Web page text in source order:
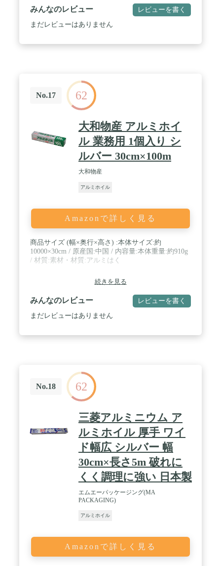
みんなのレビュー レビューを書く
まだレビューはありません
No.17 62
大和物産 アルミホイ
ル 業務用 1個入り シ
ルバー 30cm×100m
大和物産
アルミホイル
Amazonで詳しく見る
商品サイズ (幅×奥行×高さ) :本体サイズ:約
10000×30cm / 原産国:中国 / 内容量:本体重量:約910g
/ 材質:素材・材質:アルミはく
続きを見る
みんなのレビュー レビューを書く
まだレビューはありません
No.18 62
三菱アルミニウム ア
ルミホイル 厚手 ワイ
ド幅広 シルバー 幅
30cm×長さ5m 破れに
くく調理に強い 日本製
エムエーパッケージング(MA
PACKAGING)
アルミホイル
Amazonで詳しく見る